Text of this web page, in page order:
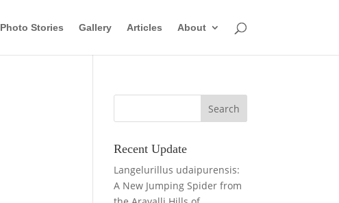
Photo Stories Gallery Articles About
Recent Update
Langelurillus udaipurensis:
A New Jumping Spider from